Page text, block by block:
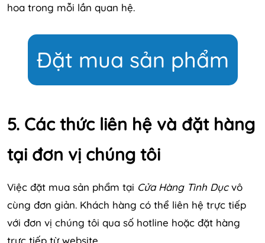
hoa trong mỗi lần quan hệ.
Đặt mua sản phẩm
5. Các thức liên hệ và đặt hàng
tại đơn vị chúng tôi
Việc đặt mua sản phẩm tại Cửa Hàng Tình Dụcvô
cùng đơn giản. Khách hàng có thể liên hệ trực tiếp
với đơn vị chúng tôi qua số hotline hoặc đặt hàng